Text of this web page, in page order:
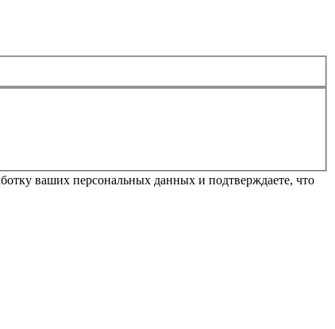
ваших персональных данных и подтверждаете, что